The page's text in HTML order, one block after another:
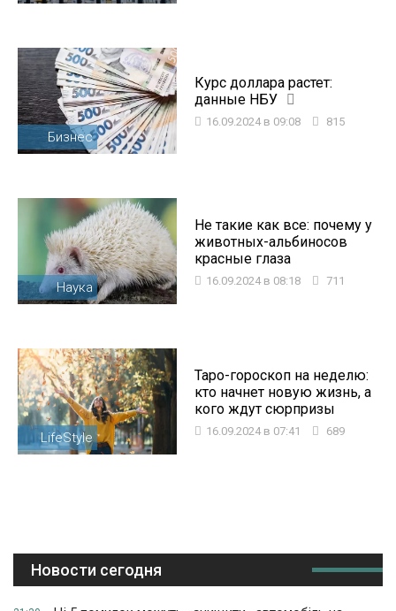
Бизнес
Курс доллара растет:
данные НБУ
16.09.2024 в 09:08 815
Наука
Не такие как все: почему у
животных-альбиносов
красные глаза
16.09.2024 в 08:18 711
LifeStyle
Таро-гороскоп на неделю:
кто начнет новую жизнь, а
кого ждут сюрпризы
16.09.2024 в 07:41 689
Новости сегодня